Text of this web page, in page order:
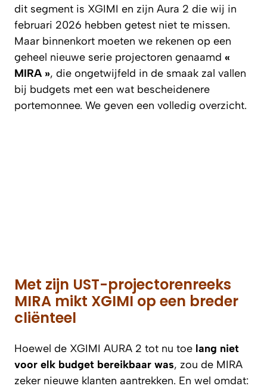
dit segment is XGIMI en zijn Aura 2 die wij in
februari 2026 hebben getest niet te missen.
Maar binnenkort moeten we rekenen op een
geheel nieuwe serie projectoren genaamd «
MIRA », die ongetwijfeld in de smaak zal vallen
bij budgets met een wat bescheidenere
portemonnee. We geven een volledig overzicht.
Met zijn UST-projectorenreeks
MIRA mikt XGIMI op een breder
cliënteel
Hoewel de XGIMI AURA 2 tot nu toe lang niet
voor elk budget bereikbaar was, zou de MIRA
zeker nieuwe klanten aantrekken. En wel omdat: